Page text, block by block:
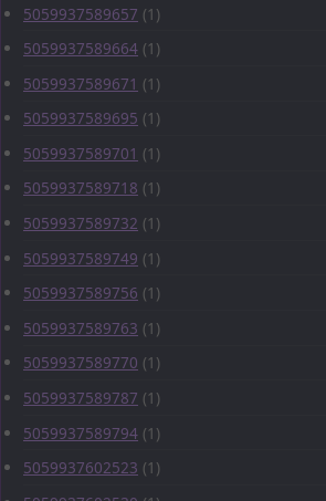
5059937589657 (1)
5059937589664 (1)
5059937589671 (1)
5059937589695 (1)
5059937589701 (1)
5059937589718 (1)
5059937589732 (1)
5059937589749 (1)
5059937589756 (1)
5059937589763 (1)
5059937589770 (1)
5059937589787 (1)
5059937589794 (1)
5059937602523 (1)